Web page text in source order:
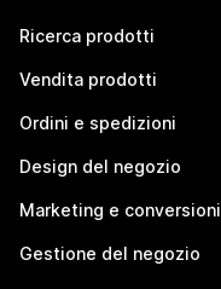
Ricerca prodotti
Vendita prodotti
Ordini e spedizioni
Design del negozio
Marketing e conversioni
Gestione del negozio